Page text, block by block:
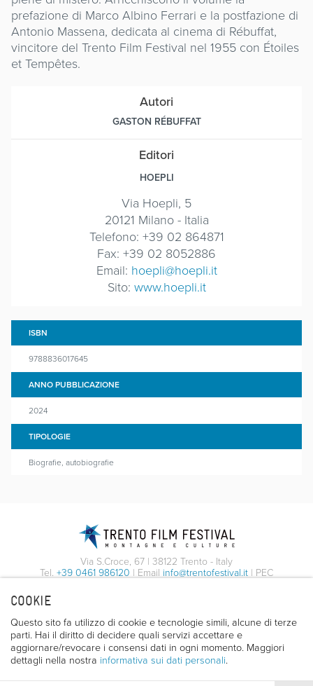
COOKIE
Questo sito fa utilizzo di cookie e tecnologie simili, alcune di terze
parti. Hai il diritto di decidere quali servizi accettare e
aggiornare/revocare i consensi dati in ogni momento. Maggiori
dettagli nella nostra informativa sui dati personali.
prefazione di Marco Albino Ferrari e la postfazione di
Antonio Massena, dedicata al cinema di Rébuffat,
vincitore del Trento Film Festival nel 1955 con Étoiles
et Tempêtes.
Autori
GASTON RÉBUFFAT
Editori
HOEPLI
Via Hoepli, 5
20121 Milano - Italia
Telefono: +39 02 864871
Fax: +39 02 8052886
Email: hoepli@hoepli.it
Sito: www.hoepli.it
ISBN
9788836017645
ANNO PUBBLICAZIONE
2024
TIPOLOGIE
Biografie, autobiografie
Via S.Croce, 67 | 38122 Trento - Italy
Tel. +39 0461 986120 | Email info@trentofestival.it | PEC